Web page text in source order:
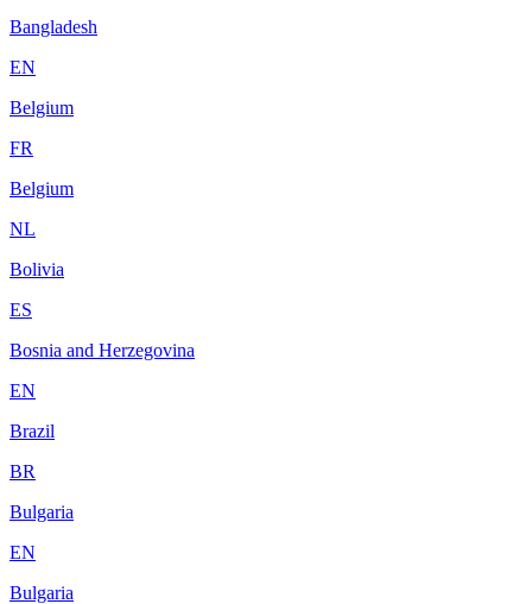
Bangladesh
EN
Belgium
FR
Belgium
NL
Bolivia
ES
Bosnia and Herzegovina
EN
Brazil
BR
Bulgaria
EN
Bulgaria